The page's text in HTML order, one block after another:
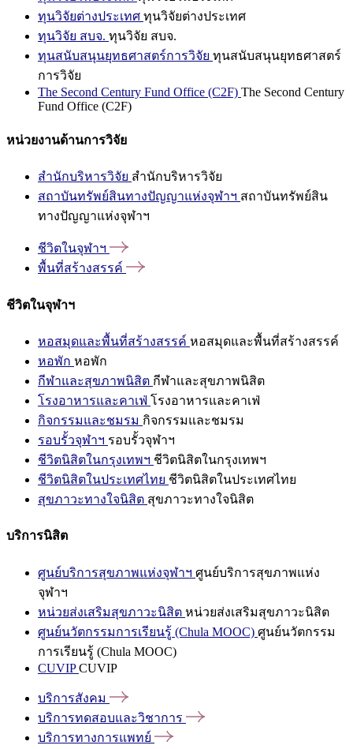
ทุนวิจัยต่างประเทศ ทุนวิจัยต่างประเทศ
ทุนวิจัย สบจ. ทุนวิจัย สบจ.
ทุนสนับสนุนยุทธศาสตร์การวิจัย ทุนสนับสนุนยุทธศาสตร์
การวิจัย
The Second Century Fund Office (C2F) The Second Century
Fund Office (C2F)
หน่วยงานด้านการวิจัย
สำนักบริหารวิจัย สำนักบริหารวิจัย
สถาบันทรัพย์สินทางปัญญาแห่งจุฬาฯ สถาบันทรัพย์สิน
ทางปัญญาแห่งจุฬาฯ
ชีวิตในจุฬาฯ
พื้นที่สร้างสรรค์
ชีวิตในจุฬาฯ
หอสมุดและพื้นที่สร้างสรรค์ หอสมุดและพื้นที่สร้างสรรค์
หอพัก หอพัก
กีฬาและสุขภาพนิสิต กีฬาและสุขภาพนิสิต
โรงอาหารและคาเฟ่ โรงอาหารและคาเฟ่
กิจกรรมและชมรม กิจกรรมและชมรม
รอบรั้วจุฬาฯ รอบรั้วจุฬาฯ
ชีวิตนิสิตในกรุงเทพฯ ชีวิตนิสิตในกรุงเทพฯ
ชีวิตนิสิตในประเทศไทย ชีวิตนิสิตในประเทศไทย
สุขภาวะทางใจนิสิต สุขภาวะทางใจนิสิต
บริการนิสิต
ศูนย์บริการสุขภาพแห่งจุฬาฯ ศูนย์บริการสุขภาพแห่ง
จุฬาฯ
หน่วยส่งเสริมสุขภาวะนิสิต หน่วยส่งเสริมสุขภาวะนิสิต
ศูนย์นวัตกรรมการเรียนรู้ (Chula MOOC) ศูนย์นวัตกรรม
การเรียนรู้ (Chula MOOC)
CUVIPCUVIP
บริการสังคม
บริการทดสอบและวิชาการ
บริการทางการแพทย์